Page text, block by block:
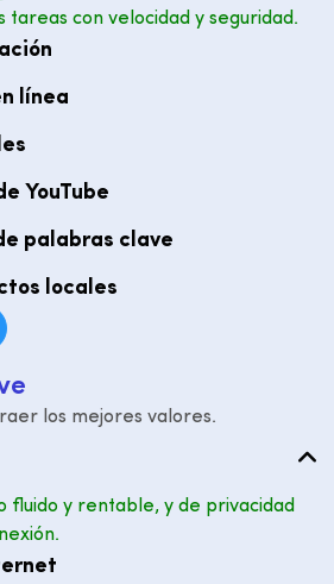
tareas con velocidad y seguridad.
línea
YouTube
palabras clave
locales
e
los mejores valores.
fluido y rentable, y de privacidad